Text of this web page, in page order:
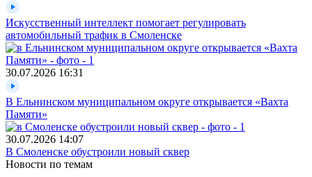
Искусственный интеллект помогает регулировать
автомобильный трафик в Смоленске
30.07.2026 16:31
В Ельнинском муниципальном округе открывается «Вахта
Памяти»
30.07.2026 14:07
В Смоленске обустроили новый сквер
Новости по темам